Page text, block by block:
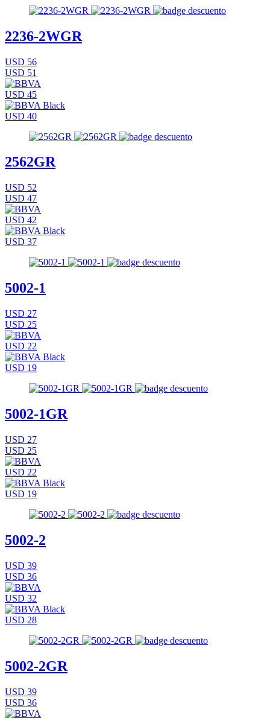
2236-2WGR
USD 56
USD 51
USD 45
USD 40
2562GR
USD 52
USD 47
USD 42
USD 37
5002-1
USD 27
USD 25
USD 22
USD 19
5002-1GR
USD 27
USD 25
USD 22
USD 19
5002-2
USD 39
USD 36
USD 32
USD 28
5002-2GR
USD 39
USD 36